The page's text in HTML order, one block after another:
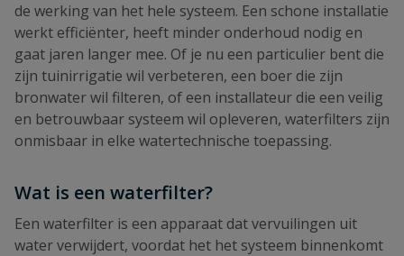
de werking van het hele systeem. Een schone installatie
werkt efficiënter, heeft minder onderhoud nodig en
gaat jaren langer mee. Of je nu een particulier bent die
zijn tuinirrigatie wil verbeteren, een boer die zijn
bronwater wil filteren, of een installateur die een veilig
en betrouwbaar systeem wil opleveren, waterfilters zijn
onmisbaar in elke watertechnische toepassing.
Wat is een waterfilter?
Een waterfilter is een apparaat dat vervuilingen uit
water verwijdert, voordat het het systeem binnenkomt